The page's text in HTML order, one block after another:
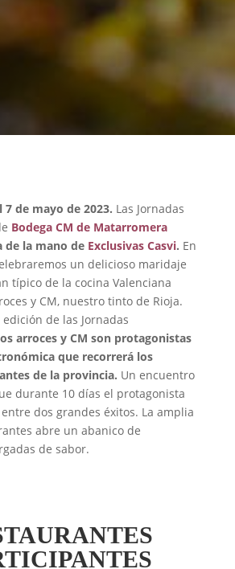
7 de mayo de 2023. Las Jornadas
Bodega CM de Matarromera
de la mano deExclusivas Casvi. En
un delicioso maridaje
típico de la cocina Valenciana
y CM, nuestro tinto de Rioja.
de las Jornadas
arroces y CM son protagonistas
que recorrerá los
de la provincia. Un encuentro
durante 10 días el protagonista
dos grandes éxitos. La amplia
abre un abanico de
de sabor.